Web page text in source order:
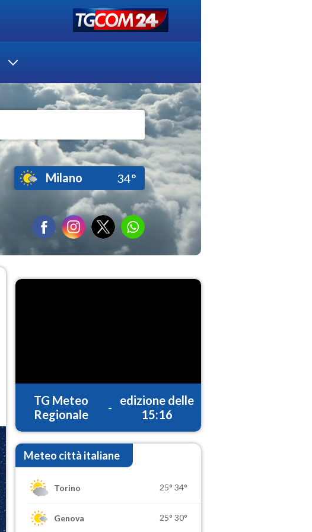
Milano 34°
TG Meteo
Regionale
-
edizione delle
15:16
Meteo città italiane
Torino 25° 34°
Genova 25° 30°